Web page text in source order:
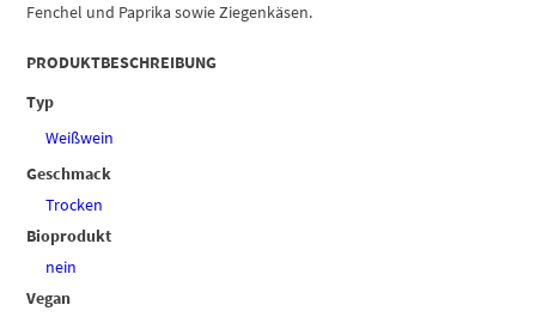
Fenchel und Paprika sowie Ziegenkäsen.
PRODUKTBESCHREIBUNG
Typ
Weißwein
Geschmack
Trocken
Bioprodukt
nein
Vegan